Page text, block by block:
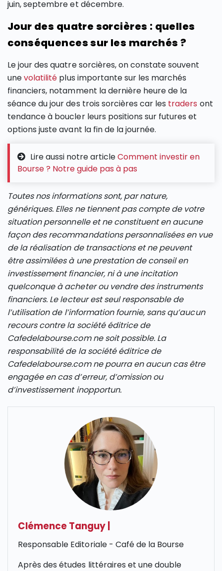
juin, septembre et décembre.
Jour des quatre sorcières : quelles
conséquences sur les marchés ?
Le jour des quatre sorcières, on constate souvent
unevolatilité plus importante sur les marchés
financiers, notamment la dernière heure de la
séance du jour des trois sorcières car les traders ont
tendance à boucler leurs positions sur futures et
options juste avant la fin de la journée.
Lire aussi notre articleComment investir en
Bourse ? Notre guide pas à pas
Toutes nos informations sont, par nature,
génériques. Elles ne tiennent pas compte de votre
situation personnelle et ne constituent en aucune
façon des recommandations personnalisées en vue
de la réalisation de transactions et ne peuvent
être assimilées à une prestation de conseil en
investissement financier, ni à une incitation
quelconque à acheter ou vendre des instruments
financiers. Le lecteur est seul responsable de
l’utilisation de l’information fournie, sans qu’aucun
recours contre la société éditrice de
Cafedelabourse.com ne soit possible. La
responsabilité de la société éditrice de
Cafedelabourse.com ne pourra en aucun cas être
engagée en cas d’erreur, d’omission ou
d’investissement inopportun.
Clémence Tanguy
Responsable Editoriale - Café de la Bourse
Après des études littéraires et une double